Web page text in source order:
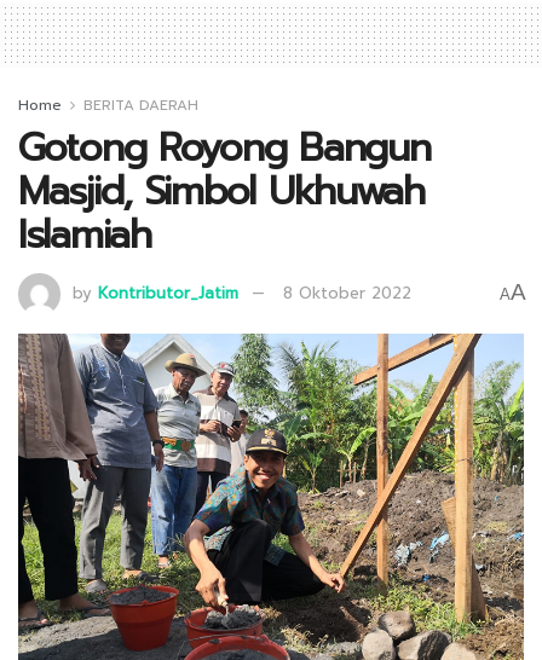
Home BERITA DAERAH
Gotong Royong Bangun
Masjid, Simbol Ukhuwah
Islamiah
by Kontributor_Jatim 8 Oktober 2022 AA